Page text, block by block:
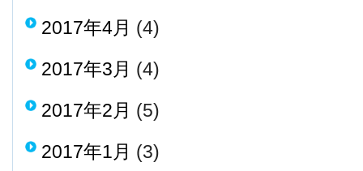
2017年4月 (4)
2017年3月 (4)
2017年2月 (5)
2017年1月 (3)